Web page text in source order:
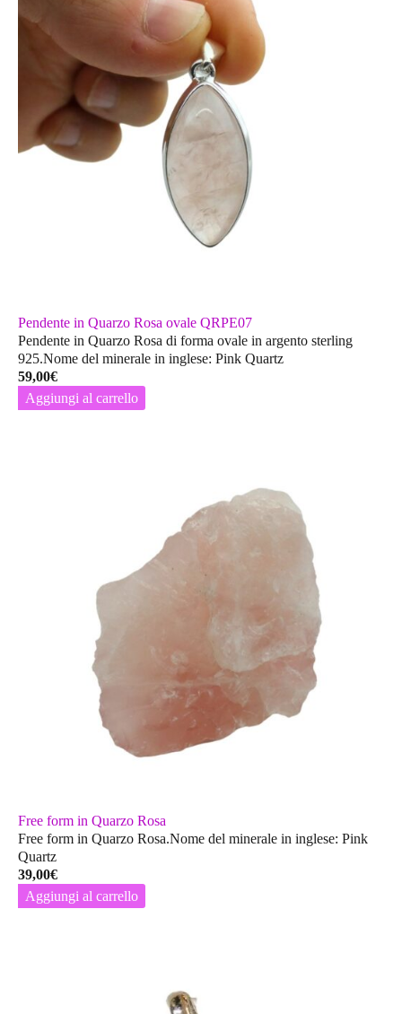
Pendente in Quarzo Rosa ovale QRPE07
Pendente in Quarzo Rosa di forma ovale in argento sterling
925.Nome del minerale in inglese: Pink Quartz
59,00€
Aggiungi al carrello
Free form in Quarzo Rosa
Free form in Quarzo Rosa.Nome del minerale in inglese: Pink
Quartz
39,00€
Aggiungi al carrello